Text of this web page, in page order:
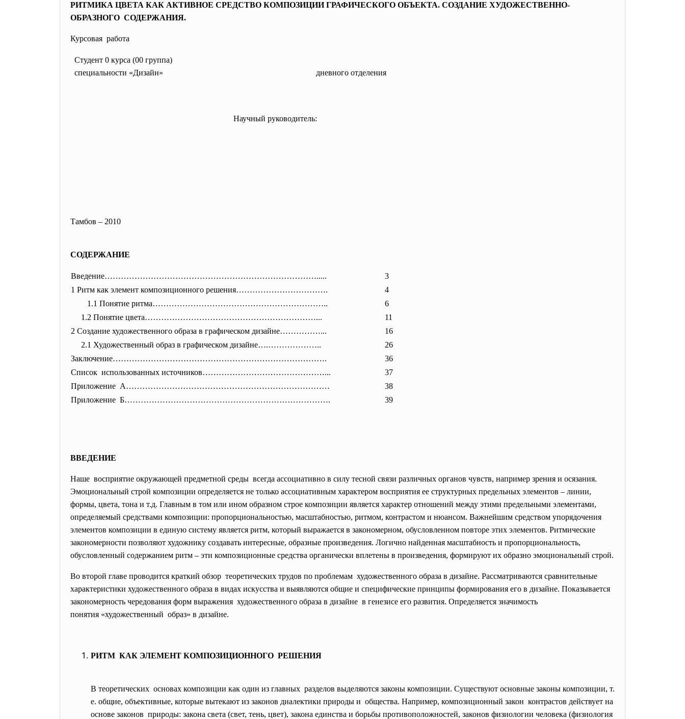
РИТМИКА ЦВЕТА КАК АКТИВНОЕ СРЕДСТВО КОМПОЗИЦИИ ГРАФИЧЕСКОГО ОБЪЕКТА. СОЗДАНИЕ ХУДОЖЕСТВЕННО-
ОБРАЗНОГО СОДЕРЖАНИЯ.
Курсовая работа
Студент 0 курса (00 группа)
специальности «Дизайн»
дневного отделения
Научный руководитель:
Тамбов – 2010
СОДЕРЖАНИЕ
Введение…………………………………………………………………….....
3
1 Ритм как элемент композиционного решения…………………………….
4
1.1 Понятие ритма………………………………………………………..
6
1.2 Понятие цвета………………………………………………………...
11
2 Создание художественного образа в графическом дизайне……………...
16
2.1 Художественный образ в графическом дизайне….………………..
26
Заключение…………………………………………………………………….
36
Список использованных источников………………………………………...
37
Приложение А…………………………………………………………………
38
Приложение Б………………………………………………………………….
39
ВВЕДЕНИЕ
Наше восприятие окружающей предметной среды всегда ассоциативно в силу тесной связи различных органов чувств, например зрения и осязания.
Эмоциональный строй композиции определяется не только ассоциативным характером восприятия ее структурных предельных элементов – линии,
формы, цвета, тона и т.д. Главным в том или ином образном строе композиции является характер отношений между этими предельными элементами,
определяемый средствами композиции: пропорциональностью, масштабностью, ритмом, контрастом и нюансом. Важнейшим средством упорядочения
элементов композиции в единую систему является ритм, который выражается в закономерном, обусловленном повторе этих элементов. Ритмические
закономерности позволяют художнику создавать интересные, образные произведения. Логично найденная масштабность и пропорциональность,
обусловленный содержанием ритм – эти композиционные средства органически вплетены в произведения, формируют их образно эмоциональный строй.
Во второй главе проводится краткий обзор теоретических трудов по проблемам художественного образа в дизайне. Рассматриваются сравнительные
характеристики художественного образа в видах искусства и выявляются общие и специфические принципы формирования его в дизайне. Показывается
закономерность чередования форм выражения художественного образа в дизайне в генезисе его развития. Определяется значимость
понятия «художественный образ» в дизайне.
РИТМ КАК ЭЛЕМЕНТ КОМПОЗИЦИОННОГО РЕШЕНИЯ
В теоретических основах композиции как один из главных разделов выделяются законы композиции. Существуют основные законы композиции, т.
е. общие, объективные, которые вытекают из законов диалектики природы и общества. Например, композиционный закон контрастов действует на
основе законов природы: закона света (свет, тень, цвет), закона единства и борьбы противоположностей, законов физиологии человека (физиология